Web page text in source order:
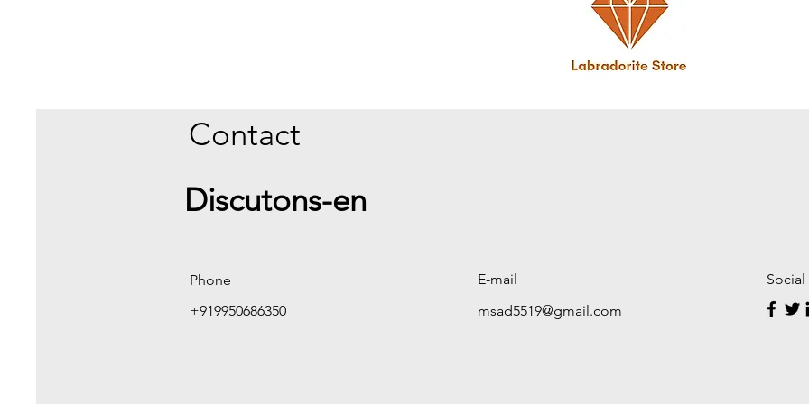
Contact
Discutons-en
Phone
+919950686350
E-mail
msad5519@gmail.com